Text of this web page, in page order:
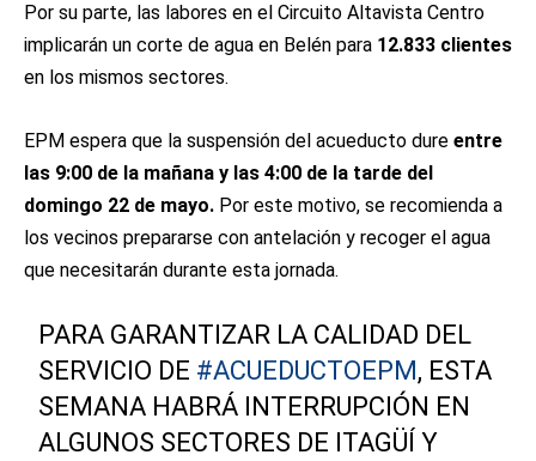
Por su parte, las labores en el Circuito Altavista Centro
implicarán un corte de agua en Belén para 12.833 clientes
en los mismos sectores.
EPM espera que la suspensión del acueducto dure entre
las 9:00 de la mañana y las 4:00 de la tarde del
domingo 22 de mayo. Por este motivo, se recomienda a
los vecinos prepararse con antelación y recoger el agua
que necesitarán durante esta jornada.
PARA GARANTIZAR LA CALIDAD DEL
SERVICIO DE #ACUEDUCTOEPM, ESTA
SEMANA HABRÁ INTERRUPCIÓN EN
ALGUNOS SECTORES DE ITAGÜÍ Y